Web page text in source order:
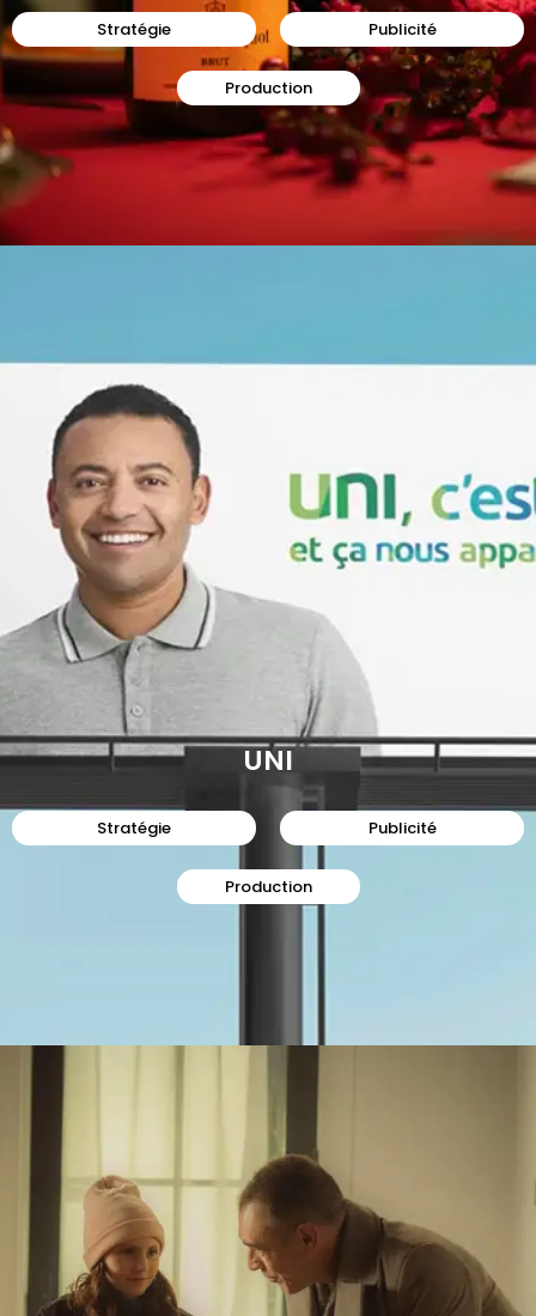
Stratégie Publicité
Production
UNI
Stratégie Publicité
Production